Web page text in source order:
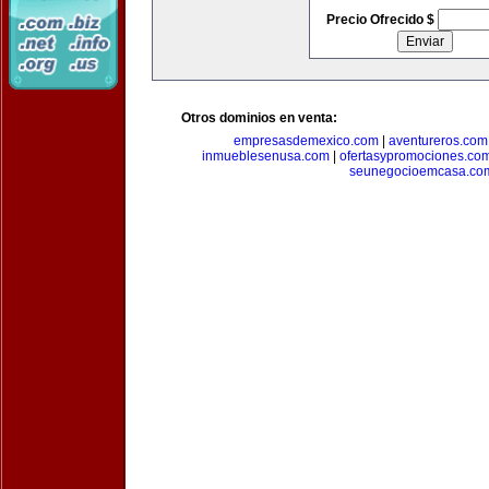
Precio Ofrecido $
Otros dominios en venta:
empresasdemexico.com| aventureros.com
inmueblesenusa.com|